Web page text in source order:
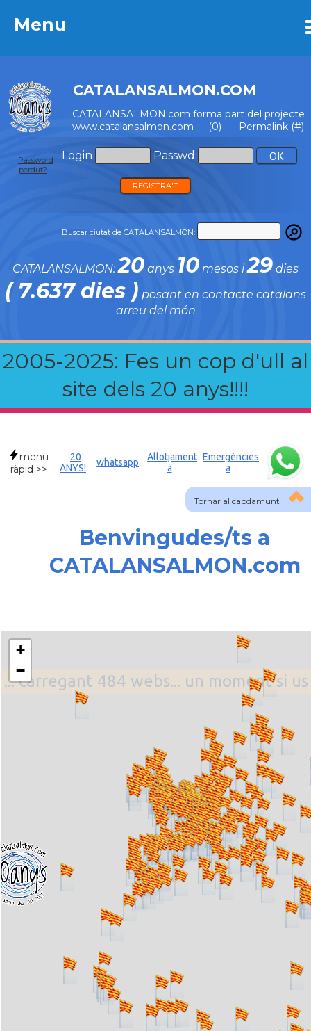
Menu
CATALANSALMON.COM
CATALANSALMON.com forma part del projecte
www.catalansalmon.com - (0) - Permalink (#)
Login Passwd
Password
perdut?
REGISTRA'T
Buscar ciutat de CATALANSALMON:
CATALANSALMON:20 anys 10 mesos i29 dies
( 7.637 dies ) posant en contacte catalans
arreu del món
2005-2025: Fes un cop d'ull al
site dels 20 anys!!!!
Menu
Tornar al capdamunt
menu
ràpid >>
20
ANYS!
whatsapp
Allotjament
a
Emergències
a
Benvingudes/ts a
CATALANSALMON.com
... carregant 484 webs... un moment si
+
−